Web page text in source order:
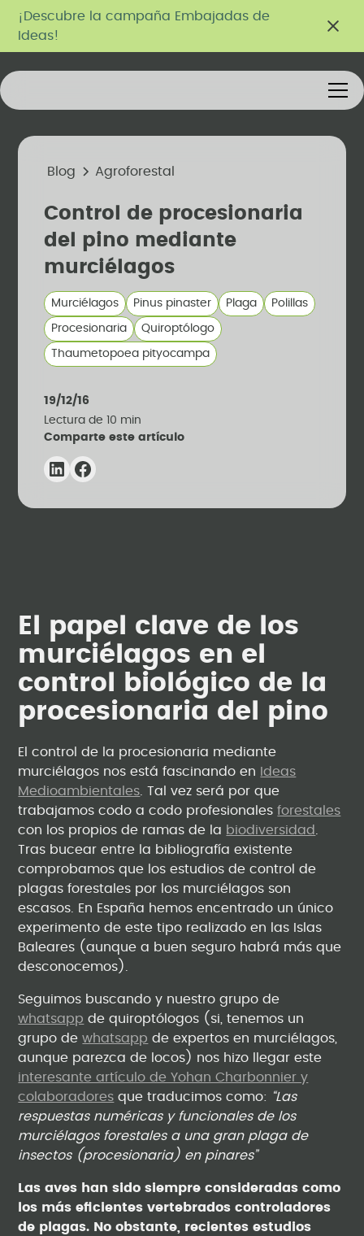
¡Descubre la campaña Embajadas de
Ideas!
Blog Agroforestal
Control de procesionaria
del pino mediante
murciélagos
Murciélagos Pinus pinaster Plaga Polillas
Procesionaria Quiroptólogo
Thaumetopoea pityocampa
19/12/16
Lectura de
10 min
Comparte este artículo
El papel clave de los
murciélagos en el
control biológico de la
procesionaria del pino
El control de la procesionaria mediante
murciélagos nos está fascinando en
Ideas
Medioambientales . Tal vez será por que
trabajamos codo a codo profesionalesforestales
con los propios de ramas de la biodiversidad
Tras bucear entre la bibliografía existente
comprobamos que los estudios de control de
plagas forestales por los murciélagos son
escasos. En España hemos encentrado un único
experimento de este tipo realizado en las Islas
Baleares (aunque a buen seguro habrá más que
desconocemos).
Seguimos buscando y nuestro grupo de
whatsapp de quiroptólogos (si, tenemos un
grupo dewhatsapp de expertos en murciélagos,
aunque parezca de locos) nos hizo llegar este
interesante artículo de Yohan Charbonnier y
colaboradores que traducimos como:
“Las
respuestas numéricas y funcionales de los
murciélagos forestales a una gran plaga de
insectos (procesionaria) en pinares”
Las aves han sido siempre consideradas como
los más eficientes vertebrados controladores
de plagas. No obstante, recientes estudios